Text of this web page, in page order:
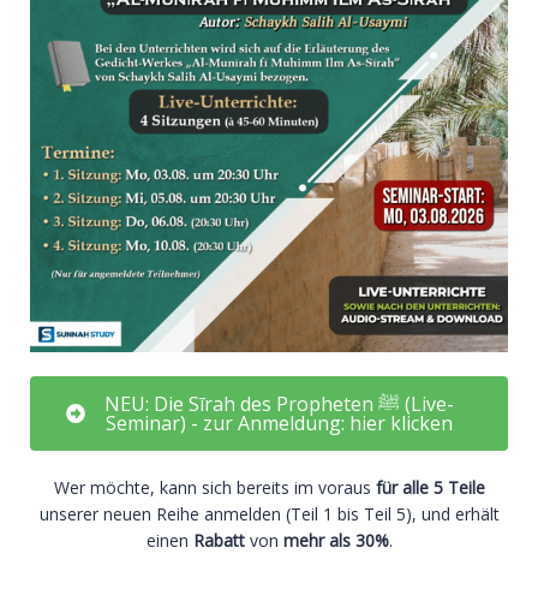
NEU: Die Sīrah des Propheten ﷺ (Live-
Seminar) - zur Anmeldung: hier klicken
Wer möchte, kann sich bereits im voraus für alle 5 Teile
unserer neuen Reihe anmelden (Teil 1 bis Teil 5), und erhält
einen Rabattvon mehr als 30%.